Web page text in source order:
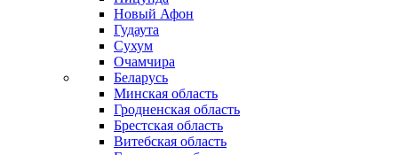
Новый Афон
Гудаута
Сухум
Очамчира
Беларусь
Минская область
Гродненская область
Брестская область
Витебская область